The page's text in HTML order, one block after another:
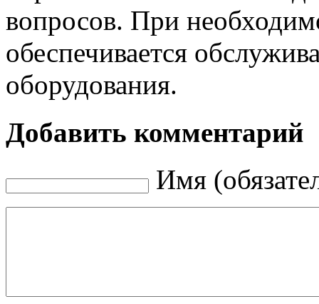
вопросов. При
обеспечивается
оборудования.
Добавить комментарий
Имя